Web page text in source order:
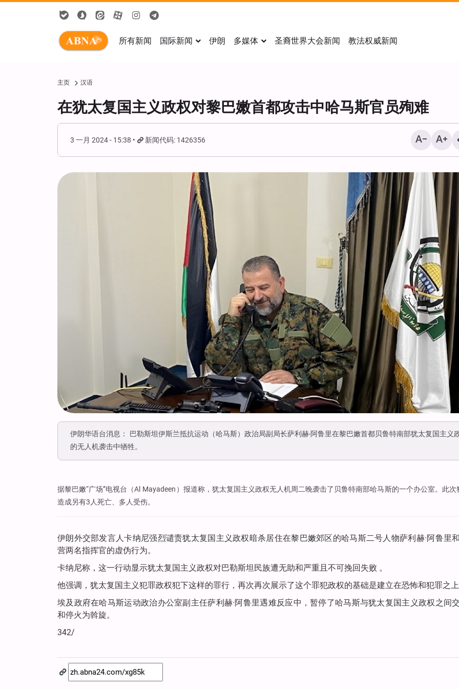
所有新闻 国际新闻 伊朗 多媒体 圣裔世界大会新闻 教法权威新闻
主页 汉语
在犹太复国主义政权对黎巴嫩首都攻击中哈马斯官员殉难
3 一月 2024 - 15:38 新闻代码: 1426356
伊朗华语台消息： 巴勒斯坦伊斯兰抵抗运动（哈马斯）政治局副局长萨利赫·阿鲁里在黎巴嫩首都贝鲁特南部犹太复国主义
的无人机袭击中牺牲。
据黎巴嫩“广场”电视台（Al Mayadeen）报道称，犹太复国主义政权无人机周二晚袭击了贝鲁特南部哈马斯的一个办公室。此次
造成另有3人死亡、多人受伤。
伊朗外交部发言人卡纳尼强烈谴责犹太复国主义政权暗杀居住在黎巴嫩郊区的哈马斯二号人物萨利赫·阿鲁里
营两名指挥官的虚伪行为。
卡纳尼称，这一行动显示犹太复国主义政权对巴勒斯坦民族遭无助和严重且不可挽回失败 。
他强调，犹太复国主义犯罪政权犯下这样的罪行，再次再次展示了这个罪犯政权的基础是建立在恐怖和犯罪之
埃及政府在哈马斯运动政治办公室副主任萨利赫·阿鲁里遇难反应中，暂停了哈马斯与犹太复国主义政权之间
和停火为斡旋。
342/
《华尔街日报》：美国对
袭计划面临严重质疑